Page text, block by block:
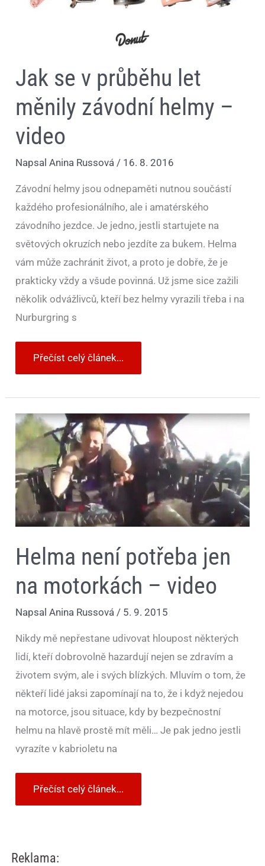
Jak se v průběhu let
měnily závodní helmy –
video
NapsalAnina Russová / 16. 8. 2016
Závodní helmy jsou odnepaměti nutnou součástí
každého profesionálního, ale i amatérského
závodního jezdce. Je jedno, jestli startujete na
světových okruzích nebo jezdíte za bukem. Helma
vám může zachránit život, a proto je dobře, že je
prakticky vždy a všude povinná. Už jsme sice zažili
několik odvážlivců, kteří bez helmy vyrazili třeba i na
Nurburgring s
helmy
Přečíst celý článek...
Helma není potřeba jen
na motorkách – video
NapsalAnina Russová / 5. 9. 2015
Nikdy mě nepřestane udivovat hloupost některých
lidí, kteří dobrovolně hazardují nejen se zdravím a
životem svým, ale i svých blízkých. Mluvím o tom, že
někteří lidé jaksi zapomínají na to, že i když nejedou
na motorce, jsou situace, kdy by bezpečnostní
helmu na hlavě prostě mít měli… Je pak jedno jestli
vyrazíte v kabrioletu na
Helma
není
potřeba
na
motorkách
–
video
Přečíst celý článek...
Reklama: